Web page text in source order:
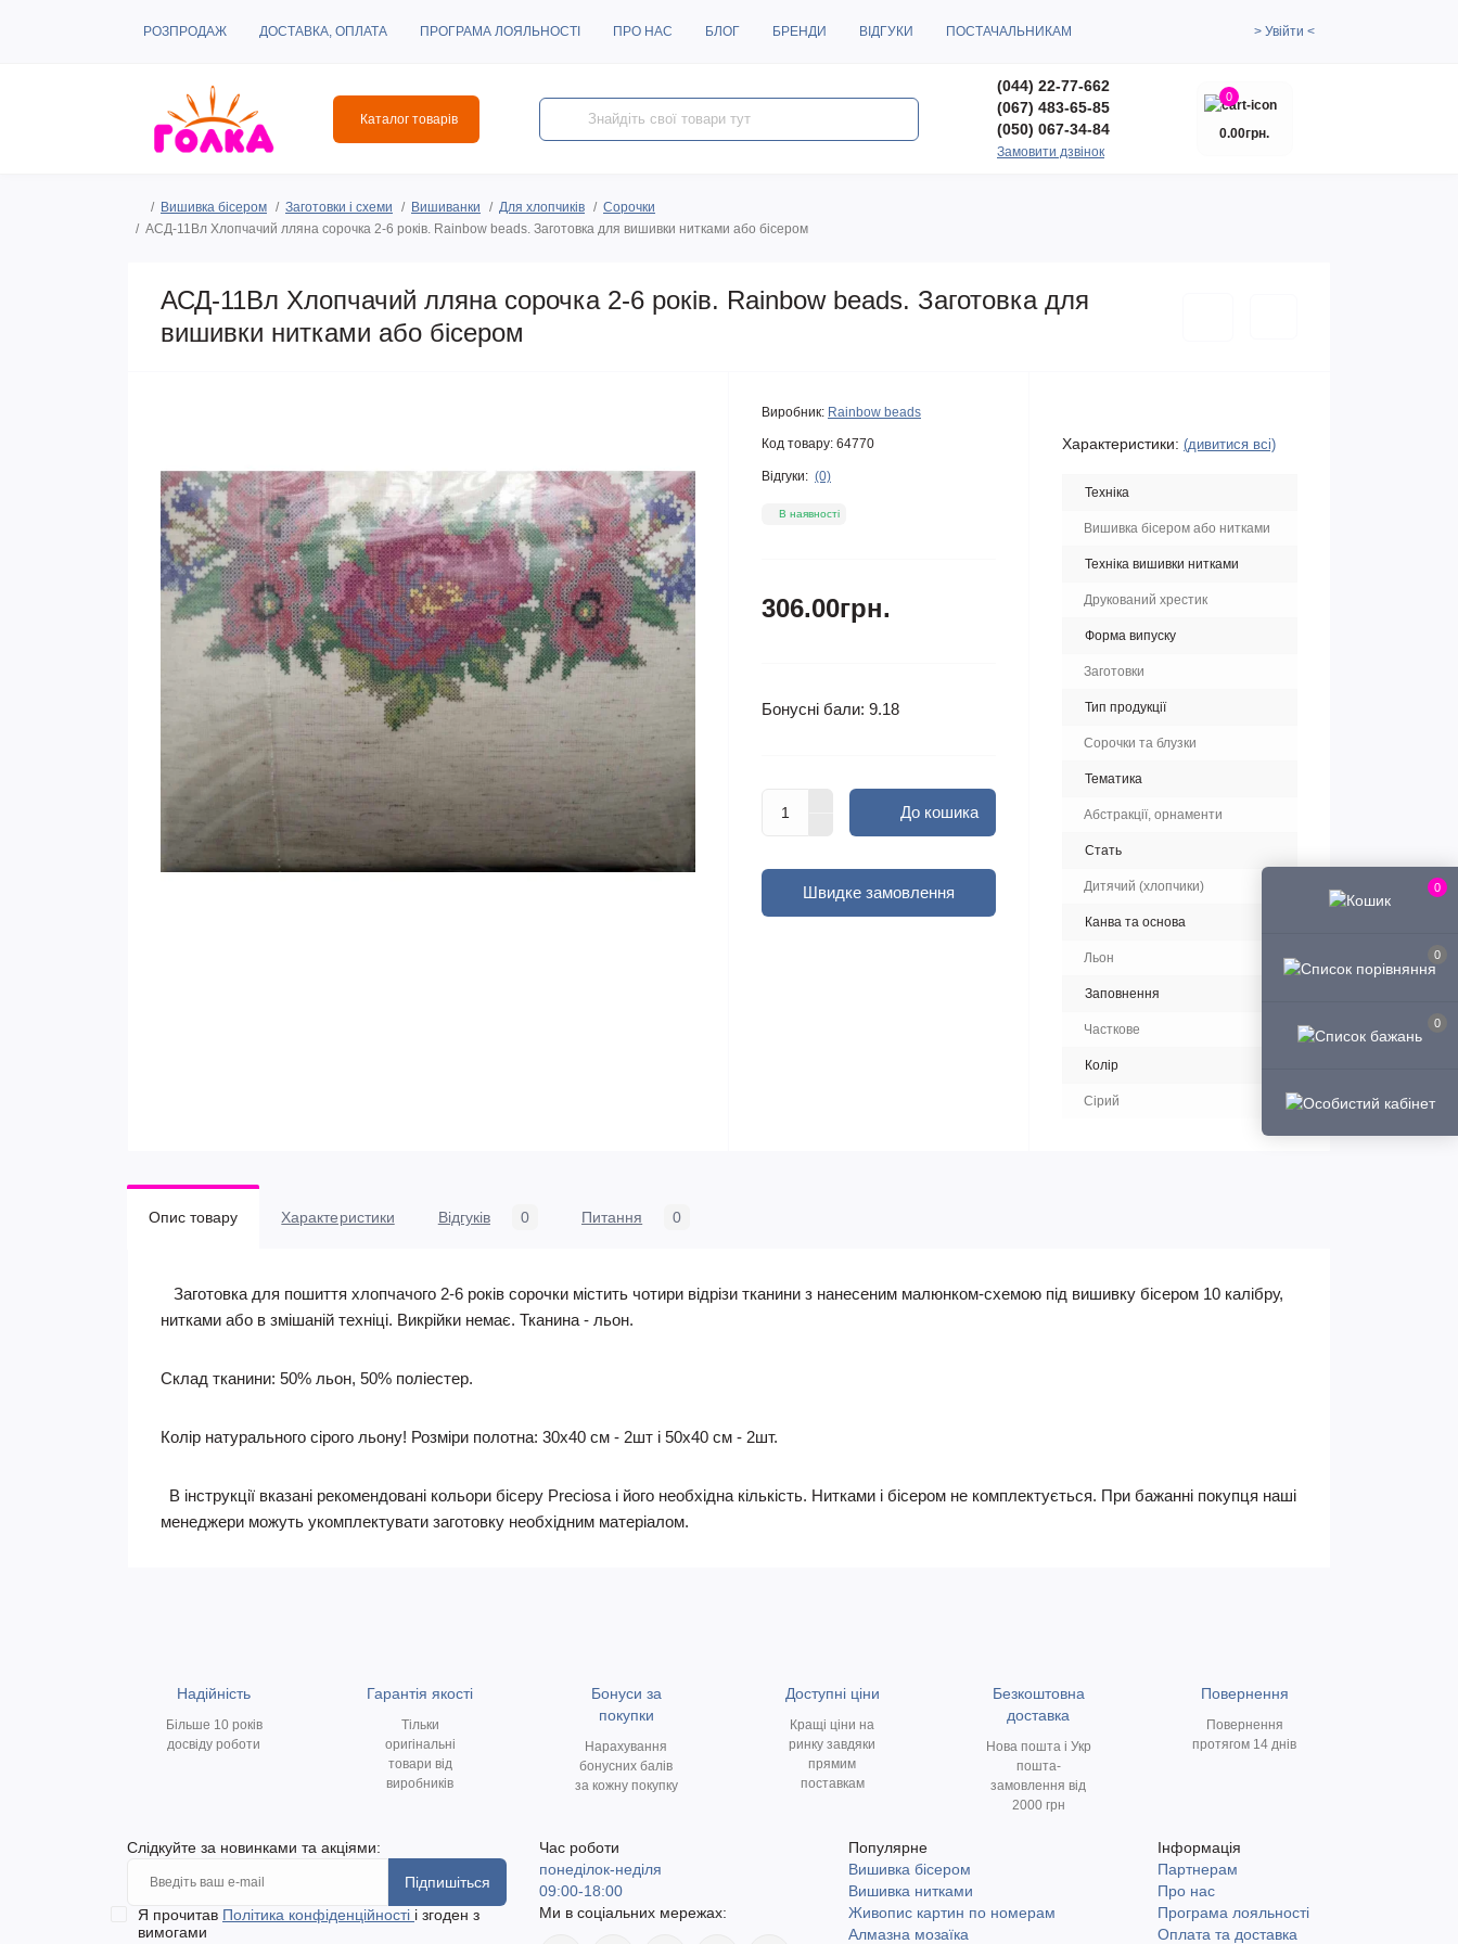
0
0
0
РОЗПРОДАЖ ДОСТАВКА, ОПЛАТА ПРОГРАМА ЛОЯЛЬНОСТІ ПРО НАС БЛОГ БРЕНДИ ВІДГУКИ ПОСТАЧАЛЬНИКАМ > Увійти <
Каталог товарів
(044) 22-77-662
(067) 483-65-85
(050) 067-34-84
Замовити дзвінок
0
0.00грн.
Вишивка бісером Заготовки і схеми Вишиванки Для хлопчиків
Сорочки
АСД-11Вл Хлопчачий лляна сорочка 2-6 років. Rainbow beads. Заготовка для вишивки нитками або бісером
АСД-11Вл Хлопчачий лляна сорочка 2-6 років. Rainbow beads. Заготовка для
вишивки нитками або бісером
Виробник: Rainbow beads
Код товару: 64770
Відгуки: (0)
В наявності
306.00грн.
Бонусні бали: 9.18
До кошика
Швидке замовлення
Характеристики: (дивитися всі)
Техніка
Вишивка бісером або нитками
Техніка вишивки нитками
Друкований хрестик
Форма випуску
Заготовки
Тип продукції
Сорочки та блузки
Тематика
Абстракції, орнаменти
Стать
Дитячий (хлопчики)
Канва та основа
Льон
Заповнення
Часткове
Колір
Сірий
Опис товару Характеристики Відгуків 0 Питання 0
Заготовка для пошиття хлопчачого 2-6 років сорочки містить чотири відрізи тканини з нанесеним малюнком-схемою під вишивку бісером 10 калібру,
нитками або в змішаній техніці. Викрійки немає. Тканина - льон.
Склад тканини: 50% льон, 50% поліестер.
Колір натурального сірого льону! Розміри полотна: 30х40 см - 2шт і 50х40 см - 2шт.
В інструкції вказані рекомендовані кольори бісеру Preciosa і його необхідна кількість. Нитками і бісером не комплектується. При бажанні покупця наші
менеджери можуть укомплектувати заготовку необхідним матеріалом.
Надійність
Більше 10 років
досвіду роботи
Гарантія якості
Тільки
оригінальні
товари від
виробників
Бонуси за
покупки
Нарахування
бонусних балів
за кожну покупку
Доступні ціни
Кращі ціни на
ринку завдяки
прямим
поставкам
Безкоштовна
доставка
Нова пошта і Укр
пошта-
замовлення від
2000 грн
Повернення
Повернення
протягом 14 днів
Слідкуйте за новинками та акціями:
Підпишіться
Я прочитав Політика конфіденційності і згоден з
вимогами
Час роботи
понеділок-неділя
09:00-18:00
Ми в соціальних мережах:
Популярне
Вишивка бісером
Вишивка нитками
Живопис картин по номерам
Алмазна мозаїка
Інформація
Партнерам
Про нас
Програма лояльності
Оплата та доставка